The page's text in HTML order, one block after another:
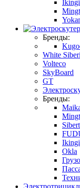
Ikingi
Бренды:
White
Volteco
SkyBoard
GT
Бренды:
Ikingi
Okla